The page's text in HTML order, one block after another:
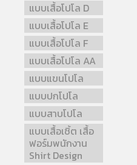
แบบเสื้อโปโล D
แบบเสื้อโปโล E
แบบเสื้อโปโล F
แบบเสื้อโปโล AA
แบบแขนโปโล
แบบปกโปโล
แบบสาบโปโล
แบบเสื้อเชิ้ต เสื้อ
ฟอร์มพนักงาน
Shirt Design